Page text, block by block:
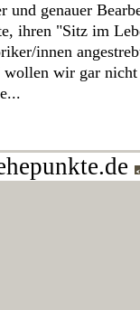
und genauer
ihren "Sitz im
innen
wollen wir gar